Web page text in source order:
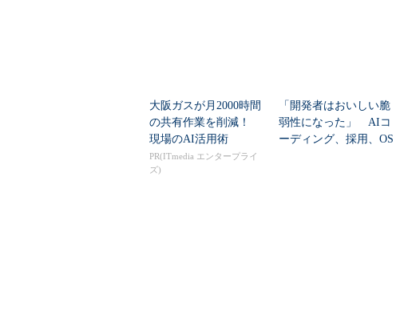
大阪ガスが月2000時間
の共有作業を削減！
現場のAI活用術
PR(ITmedia エンタープライ
ズ)
「開発者はおいしい脆
弱性になった」 AIコ
ーディング、採用、OS